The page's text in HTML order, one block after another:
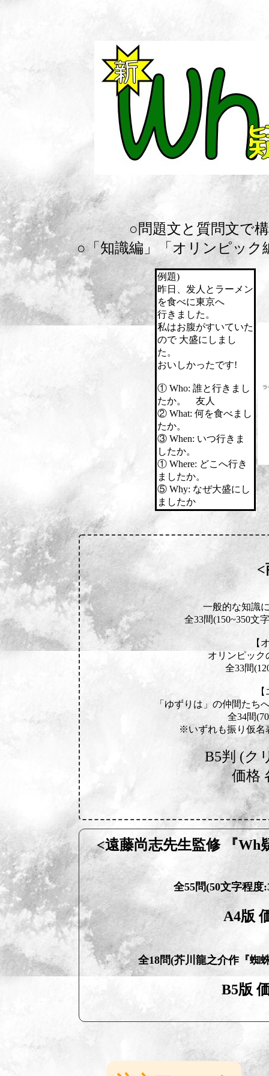
○問題文と質問文で
○「知識編」「オリンピック
例題)
昨日、发人とラーメン
を食べに東京へ
行きました。
私はお腹がすいていた
ので 大盛にしまし
た。
おいしかったです!
① Who: 誰と行きまし
たか。 友人
② What: 何を食べまし
たか。
③ When: いつ行きま
したか。
① Where: どこへ行き
ましたか。
⑤ Why: なぜ大盛にし
ましたか
<
一般的な知識
全33間(150~350文
【
オリンピック
全33間
「ゆずりは」の仲間たち
全34間
※いずれも振り仮名
B5判 (ク
価格
<遠藤尚志先生監修 『Wh
全55問(50文字程度
A4版
全18問(芥川龍之介作『蜘
B5版